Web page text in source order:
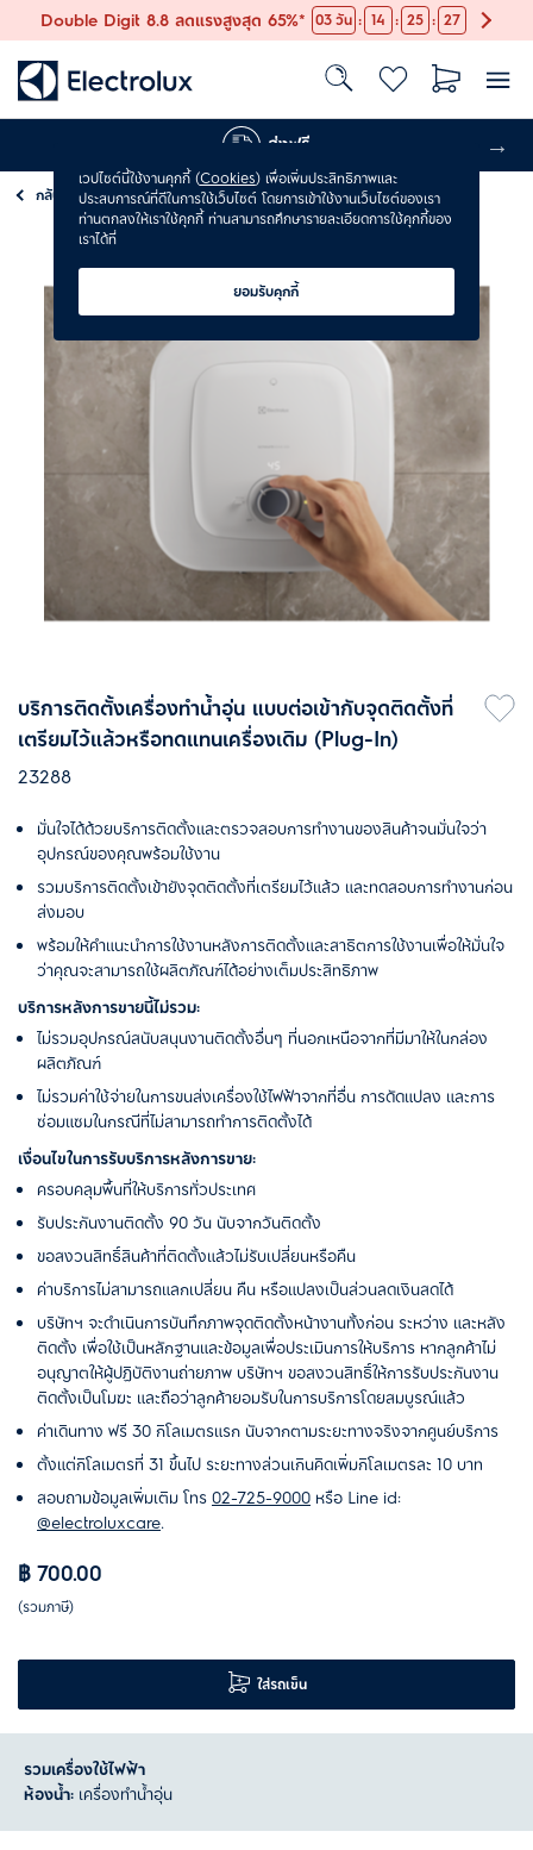
Double Digit 8.8 ลดแรงสูงสุด 65%* 03วัน : 14 : 25 : 26
ส่งฟรี
กลับ บริการติดตั้ง
บริการติดตั้งเครื่องทำน้ำอุ่น แบบต่อเข้ากับจุดติดตั้งที่
เตรียมไว้แล้วหรือทดแทนเครื่องเดิม (Plug-In)
23288
มั่นใจได้ด้วยบริการติดตั้งและตรวจสอบการทำงานของสินค้าจนมั่นใจว่า
อุปกรณ์ของคุณพร้อมใช้งาน
รวมบริการติดตั้งเข้ายังจุดติดตั้งที่เตรียมไว้แล้ว และทดสอบการทำงานก่อน
ส่งมอบ
พร้อมให้คำแนะนำการใช้งานหลังการติดตั้งและสาธิตการใช้งานเพื่อให้มั่นใจ
ว่าคุณจะสามารถใช้ผลิตภัณฑ์ได้อย่างเต็มประสิทธิภาพ
บริการหลังการขายนี้ไม่รวม:
ไม่รวมอุปกรณ์สนับสนุนงานติดตั้งอื่นๆ ที่นอกเหนือจากที่มีมาให้ในกล่อง
ผลิตภัณฑ์
ไม่รวมค่าใช้จ่ายในการขนส่งเครื่องใช้ไฟฟ้าจากที่อื่น การดัดแปลง และการ
ซ่อมแซมในกรณีที่ไม่สามารถทำการติดตั้งได้
เงื่อนไขในการรับบริการหลังการขาย:
ครอบคลุมพื้นที่ให้บริการทั่วประเทศ
รับประกันงานติดตั้ง 90 วัน นับจากวันติดตั้ง
ขอสงวนสิทธิ์สินค้าที่ติดตั้งแล้วไม่รับเปลี่ยนหรือคืน
ค่าบริการไม่สามารถแลกเปลี่ยน คืน หรือแปลงเป็นส่วนลดเงินสดได้
บริษัทฯ จะดำเนินการบันทึกภาพจุดติดตั้งหน้างานทั้งก่อน ระหว่าง และหลัง
ติดตั้ง เพื่อใช้เป็นหลักฐานและข้อมูลเพื่อประเมินการให้บริการ หากลูกค้าไม่
อนุญาตให้ผู้ปฏิบัติงานถ่ายภาพ บริษัทฯ ขอสงวนสิทธิ์ให้การรับประกันงาน
ติดตั้งเป็นโมฆะ และถือว่าลูกค้ายอมรับในการบริการโดยสมบูรณ์แล้ว
ค่าเดินทาง ฟรี 30 กิโลเมตรแรก นับจากตามระยะทางจริงจากศูนย์บริการ
ตั้งแต่กิโลเมตรที่ 31 ขึ้นไป ระยะทางส่วนเกินคิดเพิ่มกิโลเมตรละ 10 บาท
สอบถามข้อมูลเพิ่มเติม โทร02-725-9000 หรือ Line id:
@electroluxcare.
฿ 700.00
(รวมภาษี)
ใส่รถเข็น
รวมเครื่องใช้ไฟฟ้า
ห้องน้ำ: เครื่องทำน้ำอุ่น
เวปไซต์นี้ใช้งานคุกกี้ (Cookies) เพื่อเพิ่มประสิทธิภาพและ
ประสบการณ์ที่ดีในการใช้เว็บไซต์ โดยการเข้าใช้งานเว็บไซต์ของเรา
ท่านตกลงให้เราใช้คุกกี้ ท่านสามารถศึกษารายละเอียดการใช้คุกกี้ของ
เราได้ที่
ยอมรับคุกกี้